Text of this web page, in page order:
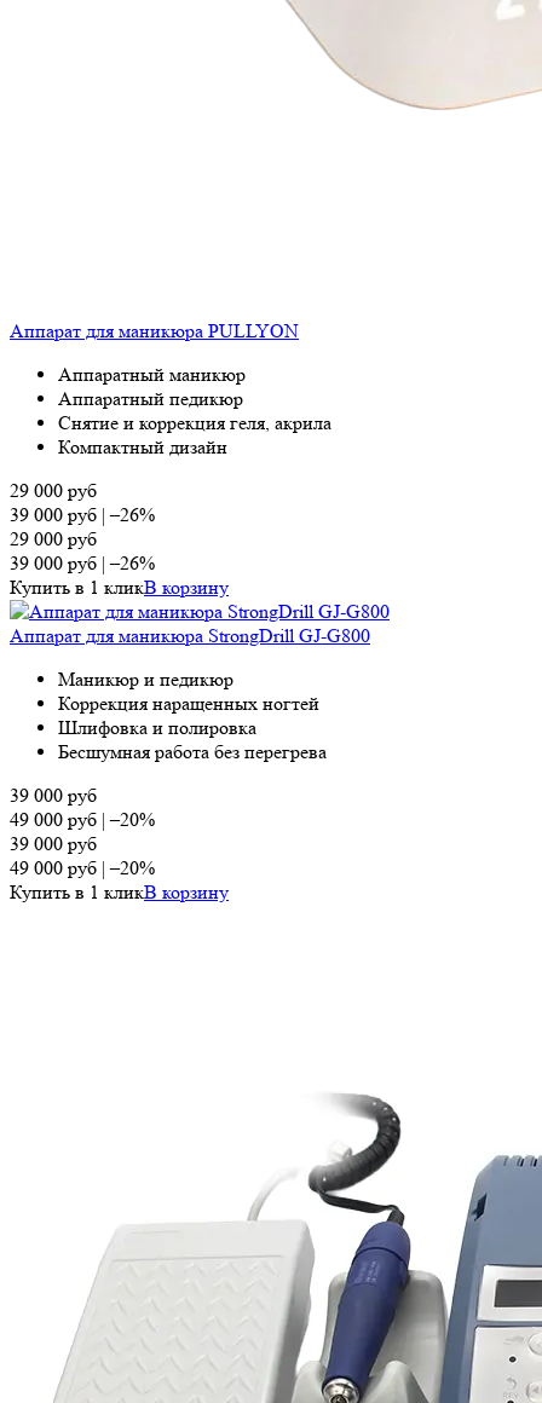
Аппарат для маникюра PULLYON
Аппаратный маникюр
Аппаратный педикюр
Снятие и коррекция геля, акрила
Компактный дизайн
29 000 руб
39 000 руб |–26%
29 000 руб
39 000 руб |–26%
Купить в 1 кликВ корзину
Аппарат для маникюра StrongDrill GJ-G800
Маникюр и педикюр
Коррекция наращенных ногтей
Шлифовка и полировка
Бесшумная работа без перегрева
39 000 руб
49 000 руб |–20%
39 000 руб
49 000 руб |–20%
Купить в 1 кликВ корзину